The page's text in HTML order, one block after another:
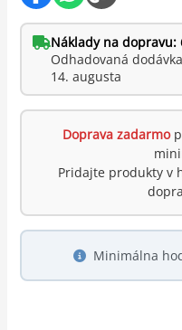
Náklady na dopravu:
Odhadovaná
14. augusta
Doprava zadarmo
Pridajte produkty v
Minimálna